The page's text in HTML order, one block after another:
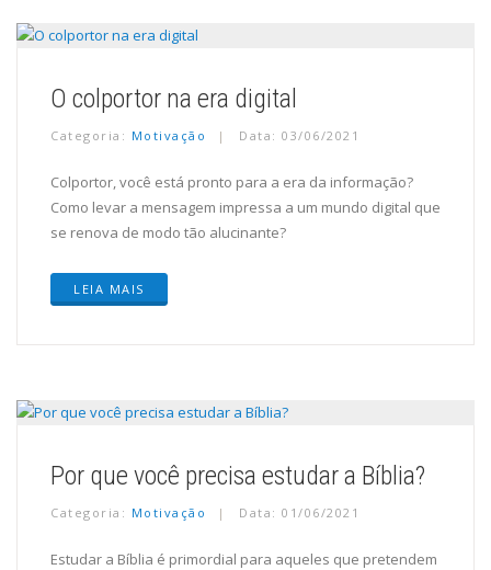
O colportor na era digital
Categoria: Motivação Data: 03/06/2021
Colportor, você está pronto para a era da informação?
Como levar a mensagem impressa a um mundo digital que
se renova de modo tão alucinante?
LEIA MAIS
Por que você precisa estudar a Bíblia?
Categoria: Motivação Data: 01/06/2021
Estudar a Bíblia é primordial para aqueles que pretendem